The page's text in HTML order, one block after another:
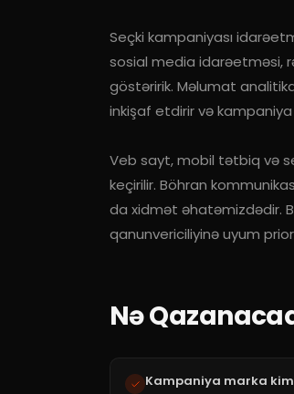
Seçki kampaniyası
sosial media idarəetməsi,
göstəririk. Məlumat
inkişaf etdirir və kampaniya
Veb sayt, mobil tətbiq və
keçirilir. Böhran
da xidmət əhatəmizdədir.
qanunvericiliyinə uyum
Nə
Kampaniya marka